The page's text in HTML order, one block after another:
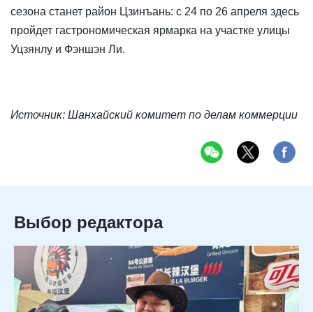
сезона станет район Цзинъань: с 24 по 26 апреля здесь
пройдет гастрономическая ярмарка на участке улицы
Уцзянлу и Фэншэн Ли.
Источник: Шанхайский комитет по делам коммерции
Выбор редактора